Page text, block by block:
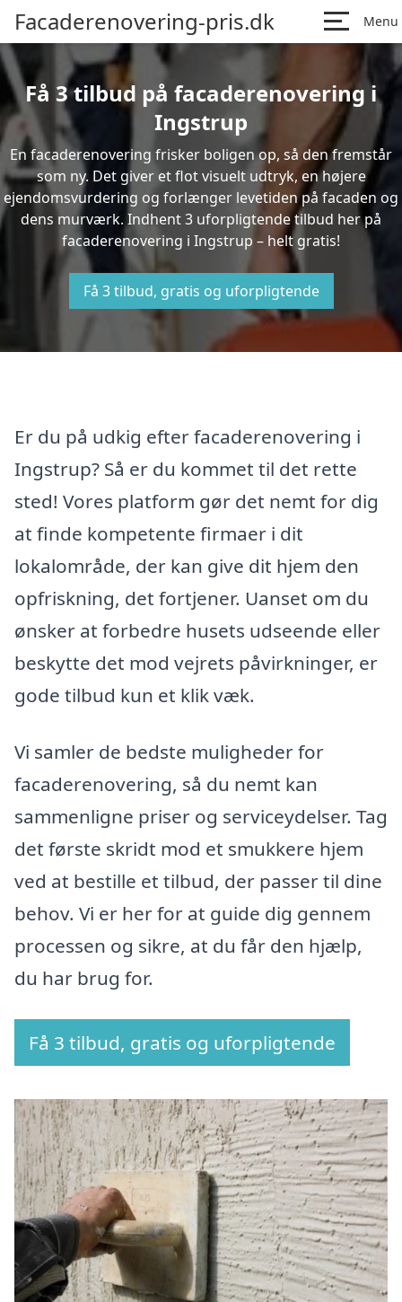
Facaderenovering-pris.dk Menu
Få 3 tilbud på facaderenovering i
Ingstrup
En facaderenovering frisker boligen op, så den fremstår
som ny. Det giver et flot visuelt udtryk, en højere
ejendomsvurdering og forlænger levetiden på facaden og
dens murværk. Indhent 3 uforpligtende tilbud her på
facaderenovering i Ingstrup – helt gratis!
Få 3 tilbud, gratis og uforpligtende
Er du på udkig efter facaderenovering i
Ingstrup? Så er du kommet til det rette
sted! Vores platform gør det nemt for dig
at finde kompetente firmaer i dit
lokalområde, der kan give dit hjem den
opfriskning, det fortjener. Uanset om du
ønsker at forbedre husets udseende eller
beskytte det mod vejrets påvirkninger, er
gode tilbud kun et klik væk.
Vi samler de bedste muligheder for
facaderenovering, så du nemt kan
sammenligne priser og serviceydelser. Tag
det første skridt mod et smukkere hjem
ved at bestille et tilbud, der passer til dine
behov. Vi er her for at guide dig gennem
processen og sikre, at du får den hjælp,
du har brug for.
Få 3 tilbud, gratis og uforpligtende